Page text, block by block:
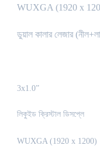
WUXGA (1920 x
ডুয়াল কালার লেজার
3x1.0”
লিকুইড ক্রিস্টাল ডিসপ্লে
WUXGA (1920 x 1200)